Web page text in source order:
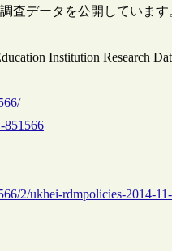
査データを公開しています
Institution Research
851566
2/ukhei-rdmpolicies-2014-